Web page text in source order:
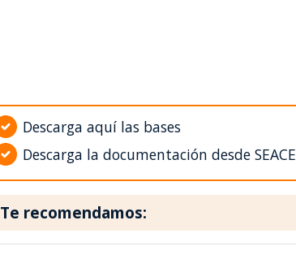
Descarga aquí las bases
Descarga la documentación desde SEACE
Te recomendamos: